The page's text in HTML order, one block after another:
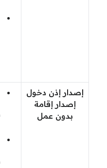
إصدار إذن دخول
إصدار إقامة
بدون عمل